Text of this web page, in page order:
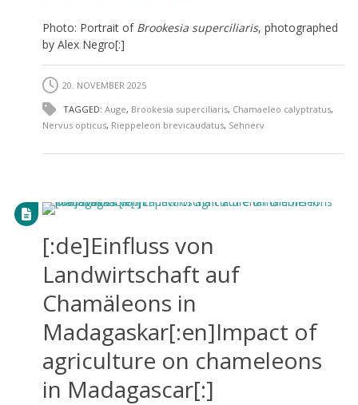
Photo: Portrait of Brookesia superciliaris, photographed
by Alex Negro[:]
20. NOVEMBER 2025
TAGGED: Auge, Brookesia superciliaris, Chamaeleo calyptratus,
Nervus opticus, Rieppeleon brevicaudatus, Sehnerv
[:de]Einfluss von
Landwirtschaft auf
Chamäleons in
Madagaskar[:en]Impact of
agriculture on chameleons
in Madagascar[:]